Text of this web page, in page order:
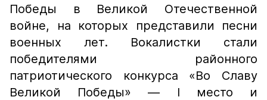
Победы в Великой Отечественной
войне, на которых представили песни
военных лет. Вокалистки стали
победителями районного
патриотического конкурса «Во Славу
Великой Победы» — I место и